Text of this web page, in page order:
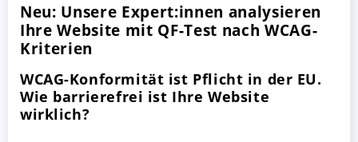
Neu: Unsere Expert:innen analysieren
Ihre Website mit QF-Test nach WCAG-
Kriterien
WCAG-Konformität ist Pflicht in der EU.
Wie barrierefrei ist Ihre Website
wirklich?